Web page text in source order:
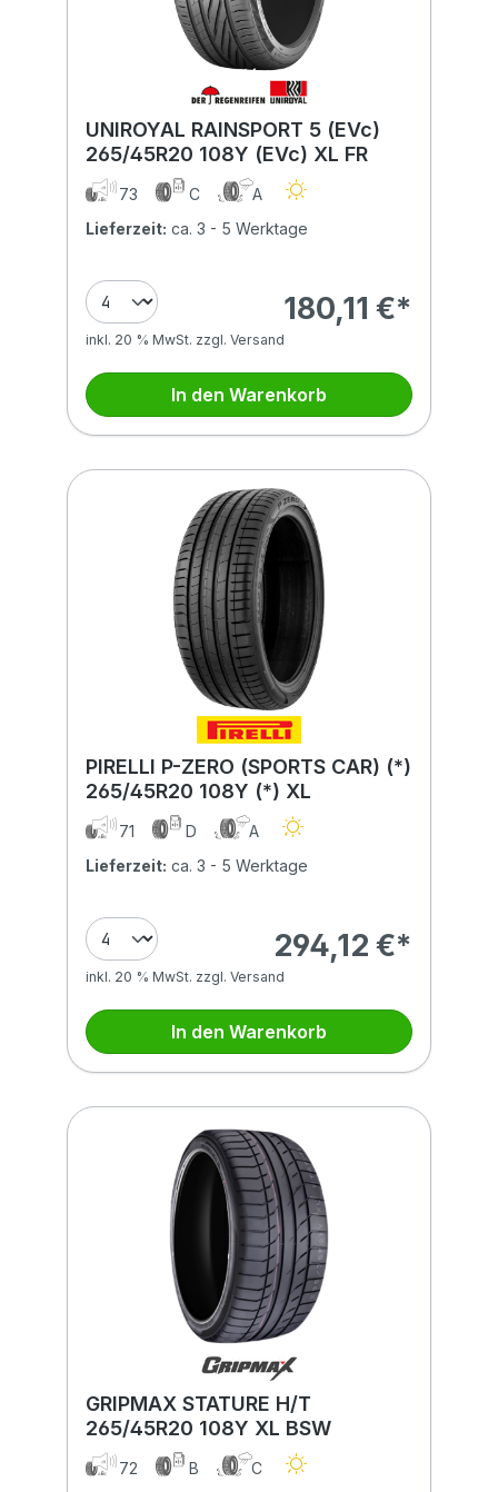
UNIROYAL RAINSPORT 5 (EVc)
265/45R20 108Y (EVc) XL FR
73 C
A
Lieferzeit: ca. 3 - 5 Werktage
180,11 €*
inkl. 20 % MwSt. zzgl. Versand
In den Warenkorb
PIRELLI P-ZERO (SPORTS CAR) (*)
265/45R20 108Y (*) XL
71 D
A
Lieferzeit: ca. 3 - 5 Werktage
294,12 €*
inkl. 20 % MwSt. zzgl. Versand
In den Warenkorb
GRIPMAX STATURE H/T
265/45R20 108Y XL BSW
72 B
C